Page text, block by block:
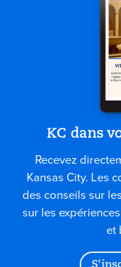
KC dans
Recevez
Kansas City. Les
des conseils sur
sur les
et